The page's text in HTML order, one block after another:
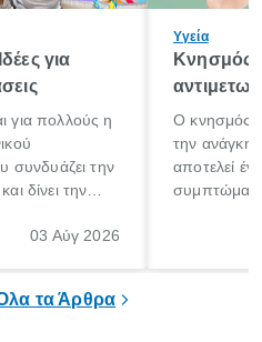
για
για πολλούς η
συνδυάζει την
δίνει την
μέρες
03 Αύγ 2026
Υγεία
Κνησμός:
Ο κνησμός
την ανάγκη
αποτελεί
τα Άρθρα